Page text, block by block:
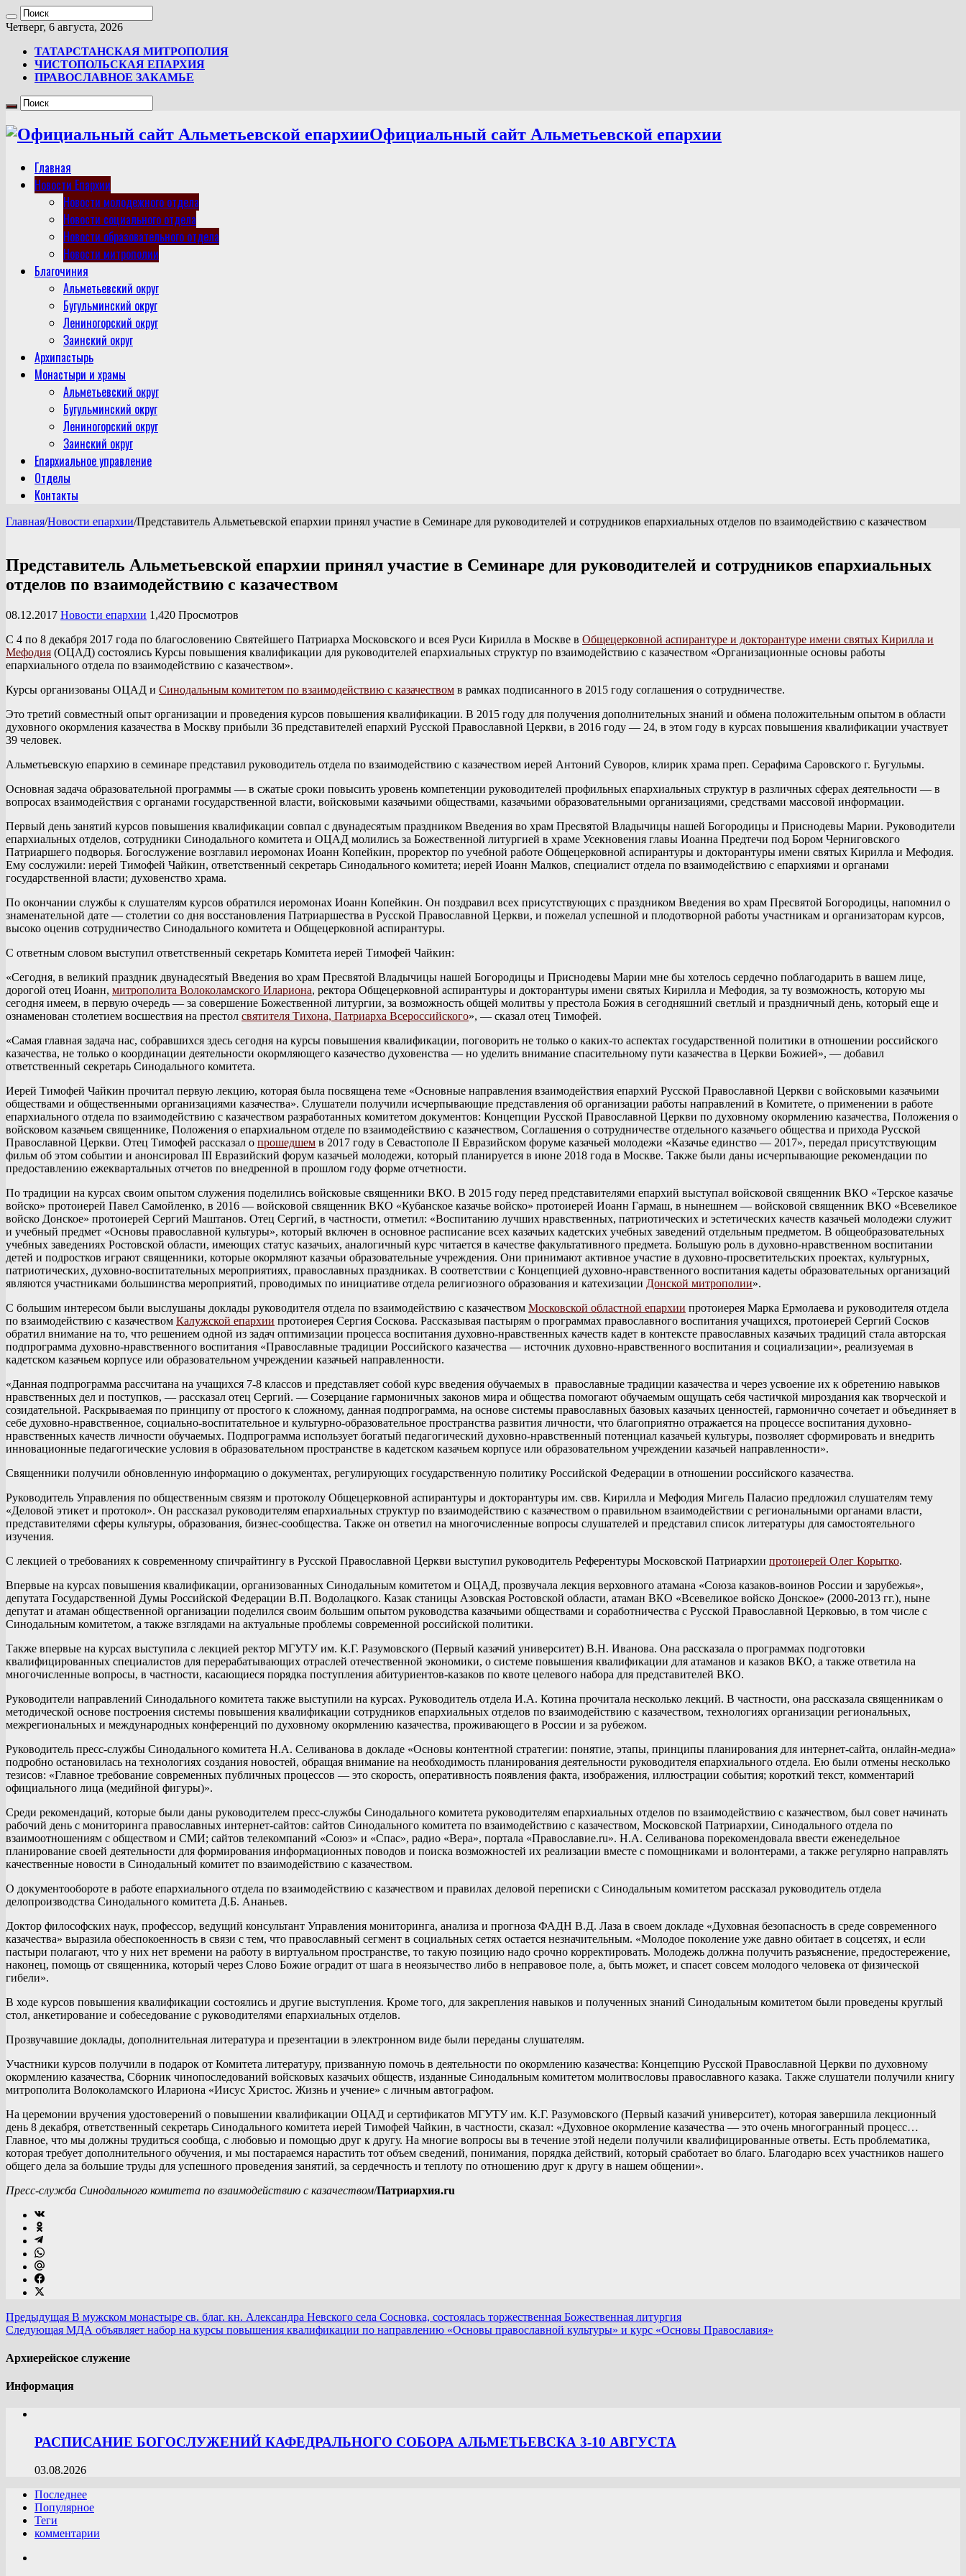
Четверг, 6 августа, 2026
ТАТАРСТАНСКАЯ МИТРОПОЛИЯ
ЧИСТОПОЛЬСКАЯ ЕПАРХИЯ
ПРАВОСЛАВНОЕ ЗАКАМЬЕ
Официальный сайт Альметьевской епархии
Главная
Новости Епархии
Новости молодежного отдела
Новости социального отдела
Новости образовательного отдела
Новости митрополии
Благочиния
Альметьевский округ
Бугульминский округ
Лениногорский округ
Заинский округ
Архипастырь
Монастыри и храмы
Альметьевский округ
Бугульминский округ
Лениногорский округ
Заинский округ
Епархиальное управление
Отделы
Контакты
Главная/Новости епархии/Представитель Альметьевской епархии принял участие в Семинаре для руководителей и сотрудников епархиальных отделов по взаимодействию с казачеством
Представитель Альметьевской епархии принял участие в Семинаре для руководителей и сотрудников епархиальных
отделов по взаимодействию с казачеством
08.12.2017 Новости епархии 1,420 Просмотров
С 4 по 8 декабря 2017 года по благословению Святейшего Патриарха Московского и всея Руси Кирилла в Москве в Общецерковной аспирантуре и докторантуре имени святых Кирилла и
Мефодия (ОЦАД) состоялись Курсы повышения квалификации для руководителей епархиальных структур по взаимодействию с казачеством «Организационные основы работы
епархиального отдела по взаимодействию с казачеством».
Курсы организованы ОЦАД и Синодальным комитетом по взаимодействию с казачеством в рамках подписанного в 2015 году соглашения о сотрудничестве.
Это третий совместный опыт организации и проведения курсов повышения квалификации. В 2015 году для получения дополнительных знаний и обмена положительным опытом в области
духовного окормления казачества в Москву прибыли 36 представителей епархий Русской Православной Церкви, в 2016 году — 24, в этом году в курсах повышения квалификации участвует
39 человек.
Альметьевскую епархию в семинаре представил руководитель отдела по взаимодействию с казачеством иерей Антоний Суворов, клирик храма преп. Серафима Саровского г. Бугульмы.
Основная задача образовательной программы — в сжатые сроки повысить уровень компетенции руководителей профильных епархиальных структур в различных сферах деятельности — в
вопросах взаимодействия с органами государственной власти, войсковыми казачьими обществами, казачьими образовательными организациями, средствами массовой информации.
Первый день занятий курсов повышения квалификации совпал с двунадесятым праздником Введения во храм Пресвятой Владычицы нашей Богородицы и Приснодевы Марии. Руководители
епархиальных отделов, сотрудники Синодального комитета и ОЦАД молились за Божественной литургией в храме Усекновения главы Иоанна Предтечи под Бором Черниговского
Патриаршего подворья. Богослужение возглавил иеромонах Иоанн Копейкин, проректор по учебной работе Общецерковной аспирантуры и докторантуры имени святых Кирилла и Мефодия.
Ему сослужили: иерей Тимофей Чайкин, ответственный секретарь Синодального комитета; иерей Иоанн Малков, специалист отдела по взаимодействию с епархиями и органами
государственной власти; духовенство храма.
По окончании службы к слушателям курсов обратился иеромонах Иоанн Копейкин. Он поздравил всех присутствующих с праздником Введения во храм Пресвятой Богородицы, напомнил о
знаменательной дате — столетии со дня восстановления Патриаршества в Русской Православной Церкви, и пожелал успешной и плодотворной работы участникам и организаторам курсов,
высоко оценив сотрудничество Синодального комитета и Общецерковной аспирантуры.
С ответным словом выступил ответственный секретарь Комитета иерей Тимофей Чайкин:
«Сегодня, в великий праздник двунадесятый Введения во храм Пресвятой Владычицы нашей Богородицы и Приснодевы Марии мне бы хотелось сердечно поблагодарить в вашем лице,
дорогой отец Иоанн, митрополита Волоколамского Илариона, ректора Общецерковной аспирантуры и докторантуры имени святых Кирилла и Мефодия, за ту возможность, которую мы
сегодня имеем, в первую очередь — за совершение Божественной литургии, за возможность общей молитвы у престола Божия в сегодняшний светлый и праздничный день, который еще и
ознаменован столетием восшествия на престол святителя Тихона, Патриарха Всероссийского», — сказал отец Тимофей.
«Самая главная задача нас, собравшихся здесь сегодня на курсы повышения квалификации, поговорить не только о каких-то аспектах государственной политики в отношении российского
казачества, не только о координации деятельности окормляющего казачество духовенства — но уделить внимание спасительному пути казачества в Церкви Божией», — добавил
ответственный секретарь Синодального комитета.
Иерей Тимофей Чайкин прочитал первую лекцию, которая была посвящена теме «Основные направления взаимодействия епархий Русской Православной Церкви с войсковыми казачьими
обществами и общественными организациями казачества». Слушатели получили исчерпывающие представления об организации работы направлений в Комитете, о применении в работе
епархиального отдела по взаимодействию с казачеством разработанных комитетом документов: Концепции Русской Православной Церкви по духовному окормлению казачества, Положения о
войсковом казачьем священнике, Положения о епархиальном отделе по взаимодействию с казачеством, Соглашения о сотрудничестве отдельного казачьего общества и прихода Русской
Православной Церкви. Отец Тимофей рассказал о прошедшем в 2017 году в Севастополе II Евразийском форуме казачьей молодежи «Казачье единство — 2017», передал присутствующим
фильм об этом событии и анонсировал III Евразийский форум казачьей молодежи, который планируется в июне 2018 года в Москве. Также были даны исчерпывающие рекомендации по
предоставлению ежеквартальных отчетов по внедренной в прошлом году форме отчетности.
По традиции на курсах своим опытом служения поделились войсковые священники ВКО. В 2015 году перед представителями епархий выступал войсковой священник ВКО «Терское казачье
войско» протоиерей Павел Самойленко, в 2016 — войсковой священник ВКО «Кубанское казачье войско» протоиерей Иоанн Гармаш, в нынешнем — войсковой священник ВКО «Всевеликое
войско Донское» протоиерей Сергий Маштанов. Отец Сергий, в частности, отметил: «Воспитанию лучших нравственных, патриотических и эстетических качеств казачьей молодежи служит
и учебный предмет «Основы православной культуры», который включен в основное расписание всех казачьих кадетских учебных заведений отдельным предметом. В общеобразовательных
учебных заведениях Ростовской области, имеющих статус казачьих, аналогичный курс читается в качестве факультативного предмета. Большую роль в духовно-нравственном воспитании
детей и подростков играют священники, которые окормляют казачьи образовательные учреждения. Они принимают активное участие в духовно-просветительских проектах, культурных,
патриотических, духовно-воспитательных мероприятиях, православных праздниках. В соответствии с Концепцией духовно-нравственного воспитания кадеты образовательных организаций
являются участниками большинства мероприятий, проводимых по инициативе отдела религиозного образования и катехизации Донской митрополии».
С большим интересом были выслушаны доклады руководителя отдела по взаимодействию с казачеством Московской областной епархии протоиерея Марка Ермолаева и руководителя отдела
по взаимодействию с казачеством Калужской епархии протоиерея Сергия Соскова. Рассказывая пастырям о программах православного воспитания учащихся, протоиерей Сергий Сосков
обратил внимание на то, что решением одной из задач оптимизации процесса воспитания духовно-нравственных качеств кадет в контексте православных казачьих традиций стала авторская
подпрограмма духовно-нравственного воспитания «Православные традиции Российского казачества — источник духовно-нравственного воспитания и социализации», реализуемая в
кадетском казачьем корпусе или образовательном учреждении казачьей направленности.
«Данная подпрограмма рассчитана на учащихся 7-8 классов и представляет собой курс введения обучаемых в православные традиции казачества и через усвоение их к обретению навыков
нравственных дел и поступков, — рассказал отец Сергий. — Созерцание гармоничных законов мира и общества помогают обучаемым ощущать себя частичкой мироздания как творческой и
созидательной. Раскрываемая по принципу от простого к сложному, данная подпрограмма, на основе системы православных базовых казачьих ценностей, гармонично сочетает и объединяет в
себе духовно-нравственное, социально-воспитательное и культурно-образовательное пространства развития личности, что благоприятно отражается на процессе воспитания духовно-
нравственных качеств личности обучаемых. Подпрограмма использует богатый педагогический духовно-нравственный потенциал казачьей культуры, позволяет сформировать и внедрить
инновационные педагогические условия в образовательном пространстве в кадетском казачьем корпусе или образовательном учреждении казачьей направленности».
Священники получили обновленную информацию о документах, регулирующих государственную политику Российской Федерации в отношении российского казачества.
Руководитель Управления по общественным связям и протоколу Общецерковной аспирантуры и докторантуры им. свв. Кирилла и Мефодия Мигель Паласио предложил слушателям тему
«Деловой этикет и протокол». Он рассказал руководителям епархиальных структур по взаимодействию с казачеством о правильном взаимодействии с региональными органами власти,
представителями сферы культуры, образования, бизнес-сообщества. Также он ответил на многочисленные вопросы слушателей и представил список литературы для самостоятельного
изучения.
С лекцией о требованиях к современному спичрайтингу в Русской Православной Церкви выступил руководитель Референтуры Московской Патриархии протоиерей Олег Корытко.
Впервые на курсах повышения квалификации, организованных Синодальным комитетом и ОЦАД, прозвучала лекция верховного атамана «Союза казаков-воинов России и зарубежья»,
депутата Государственной Думы Российской Федерации В.П. Водолацкого. Казак станицы Азовская Ростовской области, атаман ВКО «Всевеликое войско Донское» (2000-2013 гг.), ныне
депутат и атаман общественной организации поделился своим большим опытом руководства казачьими обществами и соработничества с Русской Православной Церковью, в том числе с
Синодальным комитетом, а также взглядами на актуальные проблемы современной российской политики.
Также впервые на курсах выступила с лекцией ректор МГУТУ им. К.Г. Разумовского (Первый казачий университет) В.Н. Иванова. Она рассказала о программах подготовки
квалифицированных специалистов для перерабатывающих отраслей отечественной экономики, о системе повышения квалификации для атаманов и казаков ВКО, а также ответила на
многочисленные вопросы, в частности, касающиеся порядка поступления абитуриентов-казаков по квоте целевого набора для представителей ВКО.
Руководители направлений Синодального комитета также выступили на курсах. Руководитель отдела И.А. Котина прочитала несколько лекций. В частности, она рассказала священникам о
методической основе построения системы повышения квалификации сотрудников епархиальных отделов по взаимодействию с казачеством, технологиях организации региональных,
межрегиональных и международных конференций по духовному окормлению казачества, проживающего в России и за рубежом.
Руководитель пресс-службы Синодального комитета Н.А. Селиванова в докладе «Основы контентной стратегии: понятие, этапы, принципы планирования для интернет-сайта, онлайн-медиа»
подробно остановилась на технологиях создания новостей, обращая внимание на необходимость планирования деятельности руководителя епархиального отдела. Ею были отмены несколько
тезисов: «Главное требование современных публичных процессов — это скорость, оперативность появления факта, изображения, иллюстрации события; короткий текст, комментарий
официального лица (медийной фигуры)».
Среди рекомендаций, которые были даны руководителем пресс-службы Синодального комитета руководителям епархиальных отделов по взаимодействию с казачеством, был совет начинать
рабочий день с мониторинга православных интернет-сайтов: сайтов Синодального комитета по взаимодействию с казачеством, Московской Патриархии, Синодального отдела по
взаимоотношениям с обществом и СМИ; сайтов телекомпаний «Союз» и «Спас», радио «Вера», портала «Православие.ru». Н.А. Селиванова порекомендовала ввести еженедельное
планирование своей деятельности для формирования информационных поводов и поиска возможностей их реализации вместе с помощниками и волонтерами, а также регулярно направлять
качественные новости в Синодальный комитет по взаимодействию с казачеством.
О документообороте в работе епархиального отдела по взаимодействию с казачеством и правилах деловой переписки с Синодальным комитетом рассказал руководитель отдела
делопроизводства Синодального комитета Д.Б. Ананьев.
Доктор философских наук, профессор, ведущий консультант Управления мониторинга, анализа и прогноза ФАДН В.Д. Лаза в своем докладе «Духовная безопасность в среде современного
казачества» выразила обеспокоенность в связи с тем, что православный сегмент в социальных сетях остается незначительным. «Молодое поколение уже давно обитает в соцсетях, и если
пастыри полагают, что у них нет времени на работу в виртуальном пространстве, то такую позицию надо срочно корректировать. Молодежь должна получить разъяснение, предостережение,
наконец, помощь от священника, который через Слово Божие оградит от шага в неоязычество либо в неправовое поле, а, быть может, и спасет совсем молодого человека от физической
гибели».
В ходе курсов повышения квалификации состоялись и другие выступления. Кроме того, для закрепления навыков и полученных знаний Синодальным комитетом были проведены круглый
стол, анкетирование и собеседование с руководителями епархиальных отделов.
Прозвучавшие доклады, дополнительная литература и презентации в электронном виде были переданы слушателям.
Участники курсов получили в подарок от Комитета литературу, призванную помочь в деятельности по окормлению казачества: Концепцию Русской Православной Церкви по духовному
окормлению казачества, Сборник чинопоследований войсковых казачьих обществ, изданные Синодальным комитетом молитвословы православного казака. Также слушатели получили книгу
митрополита Волоколамского Илариона «Иисус Христос. Жизнь и учение» с личным автографом.
На церемонии вручения удостоверений о повышении квалификации ОЦАД и сертификатов МГУТУ им. К.Г. Разумовского (Первый казачий университет), которая завершила лекционный
день 8 декабря, ответственный секретарь Синодального комитета иерей Тимофей Чайкин, в частности, сказал: «Духовное окормление казачества — это очень многогранный процесс…
Главное, что мы должны трудиться сообща, с любовью и помощью друг к другу. На многие вопросы вы в течение этой недели получили квалифицированные ответы. Есть проблематика,
которая требует дополнительного обучения, и мы постараемся нарастить тот объем сведений, понимания, порядка действий, который сработает во благо. Благодарю всех участников нашего
общего дела за большие труды для успешного проведения занятий, за сердечность и теплоту по отношению друг к другу в нашем общении».
Пресс-служба Синодального комитета по взаимодействию с казачеством/Патриархия.ru
Предыдущая В мужском монастыре св. благ. кн. Александра Невского села Сосновка, состоялась торжественная Божественная литургия
Следующая МДА объявляет набор на курсы повышения квалификации по направлению «Основы православной культуры» и курс «Основы Православия»
Архиерейское служение
Информация
РАСПИСАНИЕ БОГОСЛУЖЕНИЙ КАФЕДРАЛЬНОГО СОБОРА АЛЬМЕТЬЕВСКА 3-10 АВГУСТА
03.08.2026
Последнее
Популярное
Теги
комментарии